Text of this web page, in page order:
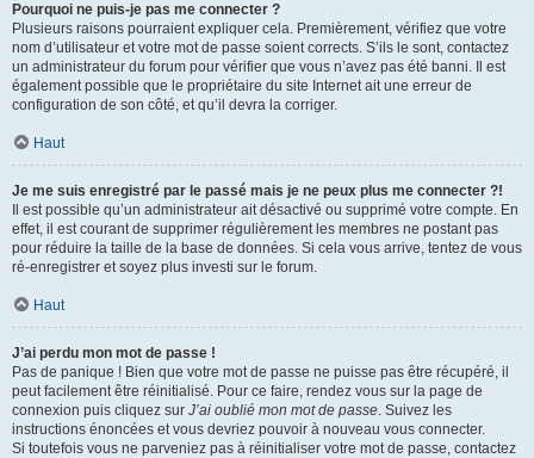
Pourquoi ne puis-je pas me connecter ?
Plusieurs raisons pourraient expliquer cela. Premièrement, vérifiez que votre
nom d’utilisateur et votre mot de passe soient corrects. S’ils le sont, contactez
un administrateur du forum pour vérifier que vous n’avez pas été banni. Il est
également possible que le propriétaire du site Internet ait une erreur de
configuration de son côté, et qu’il devra la corriger.
Haut
Je me suis enregistré par le passé mais je ne peux plus me connecter ?!
Il est possible qu’un administrateur ait désactivé ou supprimé votre compte. En
effet, il est courant de supprimer régulièrement les membres ne postant pas
pour réduire la taille de la base de données. Si cela vous arrive, tentez de vous
ré-enregistrer et soyez plus investi sur le forum.
Haut
J’ai perdu mon mot de passe !
Pas de panique ! Bien que votre mot de passe ne puisse pas être récupéré, il
peut facilement être réinitialisé. Pour ce faire, rendez vous sur la page de
connexion puis cliquez sur J’ai oublié mon mot de passe. Suivez les
instructions énoncées et vous devriez pouvoir à nouveau vous connecter.
Si toutefois vous ne parveniez pas à réinitialiser votre mot de passe, contactez